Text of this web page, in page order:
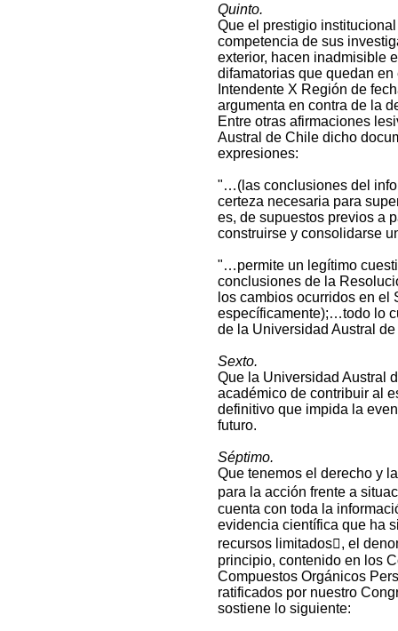
Quinto.
Que el prestigio
competencia de sus
exterior, hacen inadmisible
difamatorias que quedan
Intendente X Región de
argumenta en contra de la
Entre otras afirmaciones
Austral de Chile dicho
expresiones:
"…(las conclusiones del
certeza necesaria para
es, de supuestos previos a
construirse y consolidarse
"…permite un legítimo
conclusiones de la
los cambios ocurridos en el
específicamente);…todo lo
de la Universidad Austral
Sexto.
Que la Universidad Austral
académico de contribuir al
definitivo que impida la
futuro.
Séptimo.
Que tenemos el derecho y
para la acción frente a
cuenta con toda la
evidencia científica que ha
recursos limitados, el
principio, contenido en los
Compuestos Orgánicos
ratificados por nuestro
sostiene lo siguiente: